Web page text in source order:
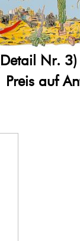
Nr. 3)
Preis auf